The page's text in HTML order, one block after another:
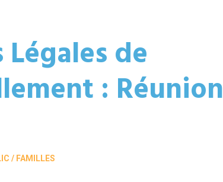
de
: Réunion
/ FAMILLES